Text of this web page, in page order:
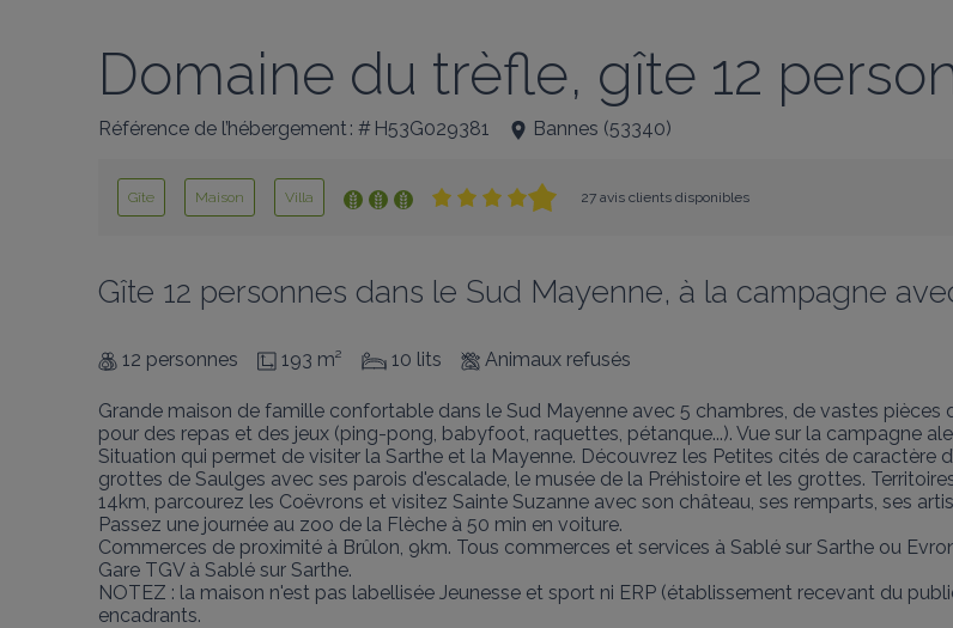
Domaine du trèfle, gîte 12
Référence de l’hébergement : # H53G029381 Bannes (53340)
Gîte Maison Villa 27 avis clients disponibles
Gîte 12 personnes dans le Sud Mayenne, à la campagne
12 personnes 193 m² 10 lits Animaux refusés
Grande maison de famille confortable dans le Sud Mayenne avec 5 chambres, de vastes pièces
pour des repas et des jeux (ping-pong, babyfoot, raquettes, pétanque...). Vue sur la campagne
Situation qui permet de visiter la Sarthe et la Mayenne. Découvrez les Petites cités de caractère
grottes de Saulges avec ses parois d'escalade, le musée de la Préhistoire et les grottes.
14km, parcourez les Coëvrons et visitez Sainte Suzanne avec son château, ses remparts, ses
Passez une journée au zoo de la Flèche à 50 min en voiture.
Commerces de proximité à Brûlon, 9km. Tous commerces et services à Sablé sur Sarthe ou
Gare TGV à Sablé sur Sarthe.
NOTEZ : la maison n'est pas labellisée Jeunesse et sport ni ERP (établissement recevant du
encadrants.